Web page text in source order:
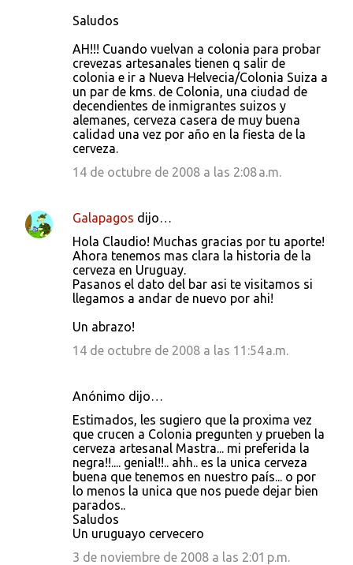
Saludos
AH!!! Cuando vuelvan a colonia para probar
crevezas artesanales tienen q salir de
colonia e ir a Nueva Helvecia/Colonia Suiza a
un par de kms. de Colonia, una ciudad de
decendientes de inmigrantes suizos y
alemanes, cerveza casera de muy buena
calidad una vez por año en la fiesta de la
cerveza.
14 de octubre de 2008 a las 2:08 a.m.
Galapagos dijo…
Hola Claudio! Muchas gracias por tu aporte!
Ahora tenemos mas clara la historia de la
cerveza en Uruguay.
Pasanos el dato del bar asi te visitamos si
llegamos a andar de nuevo por ahi!
Un abrazo!
14 de octubre de 2008 a las 11:54 a.m.
Anónimo dijo…
Estimados, les sugiero que la proxima vez
que crucen a Colonia pregunten y prueben la
cerveza artesanal Mastra... mi preferida la
negra!!.... genial!!.. ahh.. es la unica cerveza
buena que tenemos en nuestro país... o por
lo menos la unica que nos puede dejar bien
parados..
Saludos
Un uruguayo cervecero
3 de noviembre de 2008 a las 2:01 p.m.